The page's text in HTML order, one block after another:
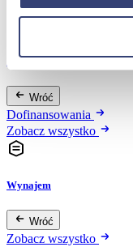
Zobacz wszystko
Dofinansowania
Wróć
Dofinansowania
Zobacz wszystko
Wynajem
Wróć
Zobacz wszystko